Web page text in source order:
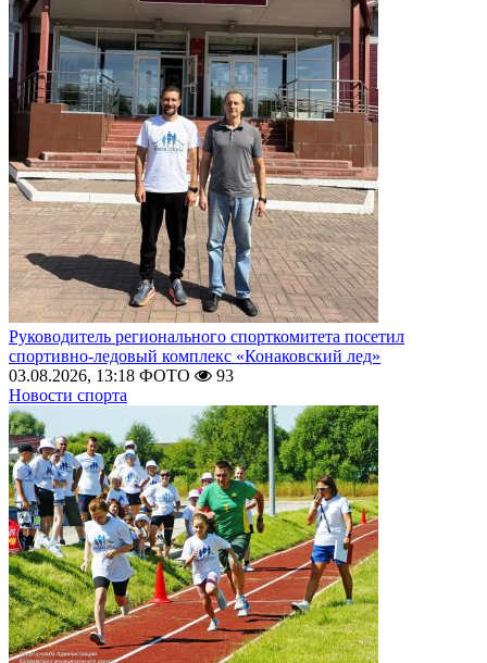
Руководитель регионального спорткомитета посетил
спортивно-ледовый комплекс «Конаковский лед»
03.08.2026, 13:18 ФОТО
93
Новости спорта